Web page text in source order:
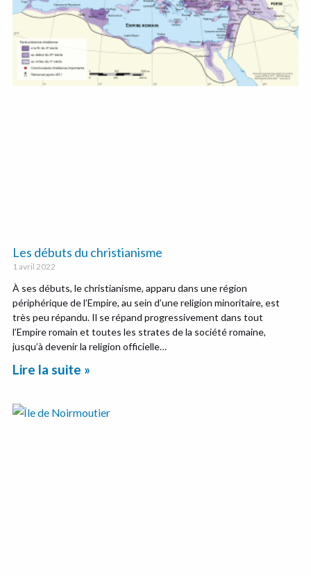
Les débuts du christianisme
1 avril 2022
À ses débuts, le christianisme, apparu dans une région
périphérique de l’Empire, au sein d’une religion minoritaire, est
très peu répandu. Il se répand progressivement dans tout
l’Empire romain et toutes les strates de la société romaine,
jusqu’à devenir la religion officielle…
Lire la suite »